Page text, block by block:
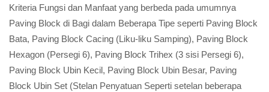
Kriteria Fungsi dan Manfaat yang berbeda pada umumnya
Paving Block di Bagi dalam Beberapa Tipe seperti Paving Block
Bata, Paving Block Cacing (Liku-liku Samping), Paving Block
Hexagon (Persegi 6), Paving Block Trihex (3 sisi Persegi 6),
Paving Block Ubin Kecil, Paving Block Ubin Besar, Paving
Block Ubin Set (Stelan Penyatuan Seperti setelan beberapa